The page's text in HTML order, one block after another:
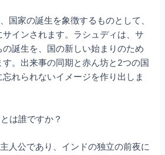
国家の誕生を象徴するものとして、
インされます。ラシュディは、サ
の誕生を、国の新しい始まりのため
。出来事の同期と赤ん坊と2つの国
れられないイメージを作り出しま
は誰ですか？
人公であり、インドの独立の前夜に